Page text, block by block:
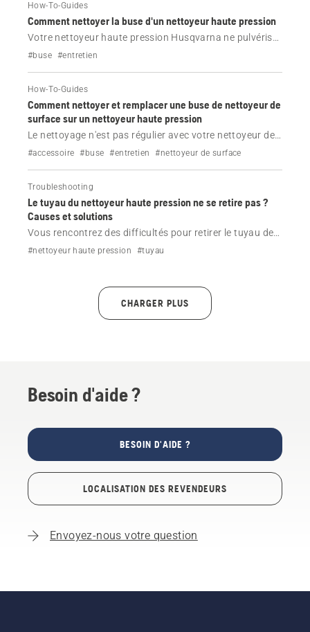
How-To-Guides
Comment nettoyer la buse d'un nettoyeur haute pression
Votre nettoyeur haute pression Husqvarna ne pulvérise
pas d'eau ? Une buse obstruée peut en être la cause.
haute pression.
#buse #entretien
How-To-Guides
Comment nettoyer et remplacer une buse de nettoyeur de
surface sur un nettoyeur haute pression
Le nettoyage n'est pas régulier avec votre nettoyeur de
surface ? Découvrez comment nettoyer ou remplacer la
#accessoire #buse #entretien #nettoyeur de surface
Troubleshooting
Le tuyau du nettoyeur haute pression ne se retire pas ?
Causes et solutions
Vous rencontrez des difficultés pour retirer le tuyau de
votre nettoyeur haute pression Husqvarna ? Découvrez
simples pour résoudre le problème.
#nettoyeur haute pression #tuyau
CHARGER PLUS
Besoin d'aide ?
BESOIN D'AIDE ?
LOCALISATION DES REVENDEURS
Envoyez-nous votre question